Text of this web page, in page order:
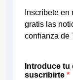
Inscríbete
gratis las
confianza de
Introduce
suscribirte